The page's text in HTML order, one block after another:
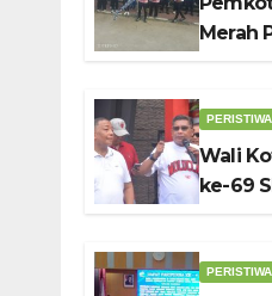
Merah
PERISTIWA
Wali
ke-69
PERISTIWA